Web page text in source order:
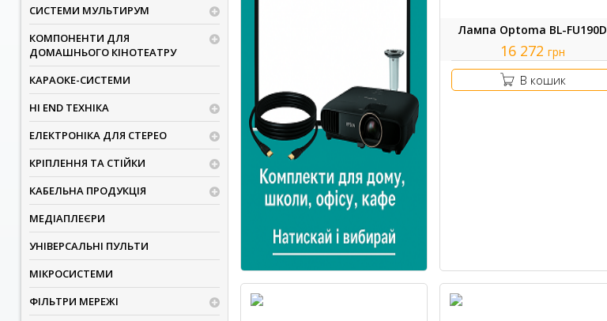
СИСТЕМИ МУЛЬТИРУМ
КОМПОНЕНТИ ДЛЯ
ДОМАШНЬОГО КІНОТЕАТРУ
КАРАОКЕ-СИСТЕМИ
HI END ТЕХНІКА
ЕЛЕКТРОНІКА ДЛЯ СТЕРЕО
КРІПЛЕННЯ ТА СТІЙКИ
КАБЕЛЬНА ПРОДУКЦІЯ
МЕДІАПЛЕЄРИ
УНІВЕРСАЛЬНІ ПУЛЬТИ
МІКРОСИСТЕМИ
ФІЛЬТРИ МЕРЕЖІ
Лампа Optoma BL-FU190D
16 272грн
В кошик